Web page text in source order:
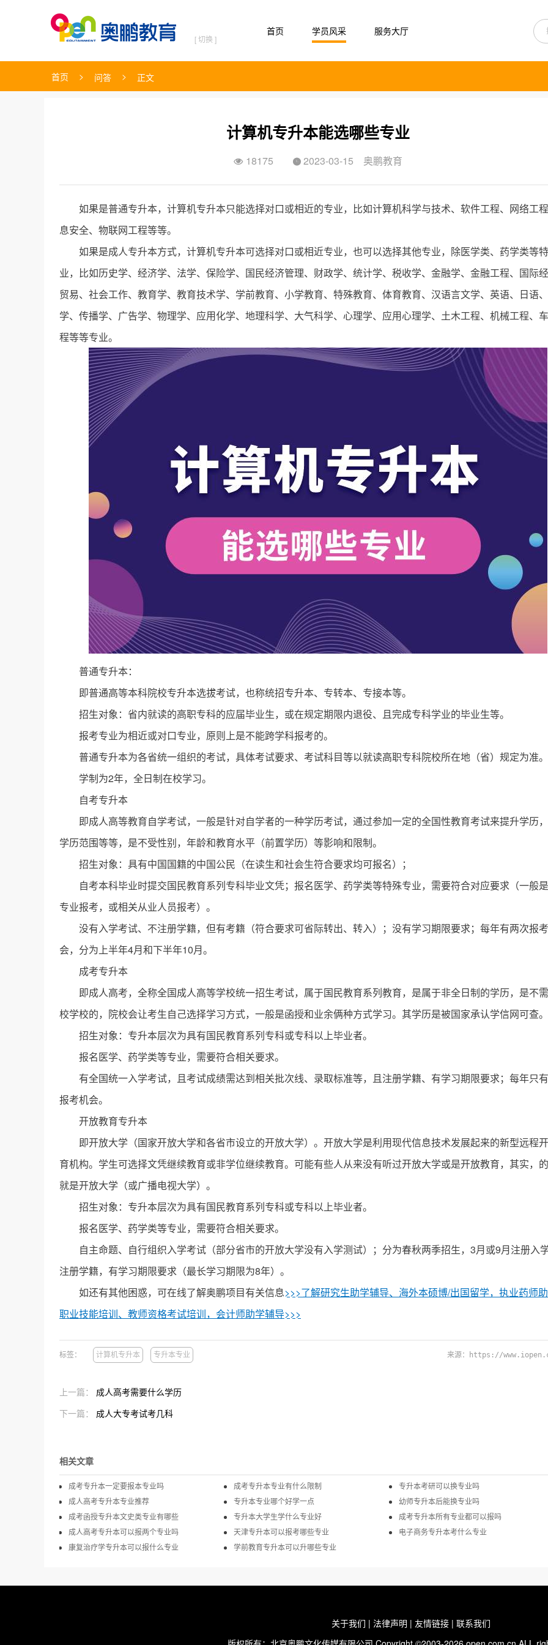
[ 切换 ]
首页 学员风采 服务大厅
首页 > 问答 > 正文
计算机专升本能选哪些专业
 18175  2023-03-15 奥鹏教育
如果是普通专升本，计算机专升本只能选择对口或相近的专业，比如计算机科学与技术、软件工程、网络工
息安全、物联网工程等等。
如果是成人专升本方式，计算机专升本可选择对口或相近专业，也可以选择其他专业，除医学类、药学类等
业，比如历史学、经济学、法学、保险学、国民经济管理、财政学、统计学、税收学、金融学、金融工程、国际
贸易、社会工作、教育学、教育技术学、学前教育、小学教育、特殊教育、体育教育、汉语言文学、英语、日语
学、传播学、广告学、物理学、应用化学、地理科学、大气科学、心理学、应用心理学、土木工程、机械工程、
程等等专业。
普通专升本：
即普通高等本科院校专升本选拔考试，也称统招专升本、专转本、专接本等。
招生对象：省内就读的高职专科的应届毕业生，或在规定期限内退役、且完成专科学业的毕业生等。
报考专业为相近或对口专业，原则上是不能跨学科报考的。
普通专升本为各省统一组织的考试，具体考试要求、考试科目等以就读高职专科院校所在地（省）规定为准。
学制为2年，全日制在校学习。
自考专升本
即成人高等教育自学考试，一般是针对自学者的一种学历考试，通过参加一定的全国性教育考试来提升学历
学历范围等等，是不受性别，年龄和教育水平（前置学历）等影响和限制。
招生对象：具有中国国籍的中国公民（在读生和社会生符合要求均可报名）；
自考本科毕业时提交国民教育系列专科毕业文凭；报名医学、药学类等特殊专业，需要符合对应要求（一般
专业报考，或相关从业人员报考）。
没有入学考试、不注册学籍，但有考籍（符合要求可省际转出、转入）；没有学习期限要求；每年有两次报
会，分为上半年4月和下半年10月。
成考专升本
即成人高考，全称全国成人高等学校统一招生考试，属于国民教育系列教育，是属于非全日制的学历，是不
校学校的，院校会让考生自己选择学习方式，一般是函授和业余俩种方式学习。其学历是被国家承认学信网可查。
招生对象：专升本层次为具有国民教育系列专科或专科以上毕业者。
报名医学、药学类等专业，需要符合相关要求。
有全国统一入学考试，且考试成绩需达到相关批次线、录取标准等，且注册学籍、有学习期限要求；每年只
报考机会。
开放教育专升本
即开放大学（国家开放大学和各省市设立的开放大学）。开放大学是利用现代信息技术发展起来的新型远程
育机构。学生可选择文凭继续教育或非学位继续教育。可能有些人从来没有听过开放大学或是开放教育，其实，
就是开放大学（或广播电视大学）。
招生对象：专升本层次为具有国民教育系列专科或专科以上毕业者。
报名医学、药学类等专业，需要符合相关要求。
自主命题、自行组织入学考试（部分省市的开放大学没有入学测试）；分为春秋两季招生，3月或9月注册入
注册学籍，有学习期限要求（最长学习期限为8年）。
如还有其他困惑，可在线了解奥鹏项目有关信息>>>了解研究生助学辅导、海外本硕博/出国留学，执业药师
职业技能培训、教师资格考试培训，会计师助学辅导>>>
标签： 计算机专升本 专升本专业 来源：https://
上一篇：
成人高考需要什么学历
下一篇：
成人大专考试考几科
相关文章
成考专升本一定要报本专业吗 成考专升本专业有什么限制
专升本考研可以换专业吗
成人高考专升本专业推荐
专升本专业哪个好学一点
幼师专升本后能换专业吗
成考函授专升本文史类专业有哪些
专升本大学生学什么专业好
成考专升本所有专业都可以报吗
成人高考专升本可以报两个专业吗
天津专升本可以报考哪些专业
电子商务专升本考什么专业
康复治疗学专升本可以报什么专业
学前教育专升本可以升哪些专业
关于我们 | 法律声明 | 友情链接 | 联系我们